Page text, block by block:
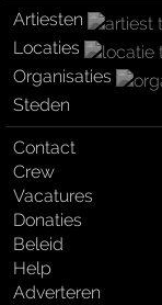
Artiesten
Locaties
Organisaties
Steden
Contact
Crew
Vacatures
Donaties
Beleid
Help
Adverteren